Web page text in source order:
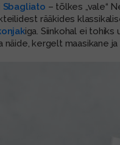
Sbagliato – tõlkes „vale“
rääkides
iga. Siinkohal ei tohiks
näide, kergelt maasikane